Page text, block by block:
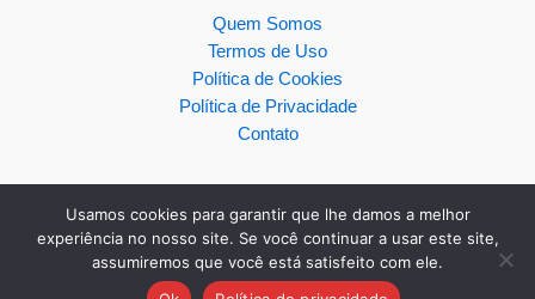
Quem Somos
Termos de Uso
Política de Cookies
Política de Privacidade
Contato
Copyright © 2026
Usamos cookies para garantir que lhe damos a melhor
experiência no nosso site. Se você continuar a usar este site,
assumiremos que você está satisfeito com ele.